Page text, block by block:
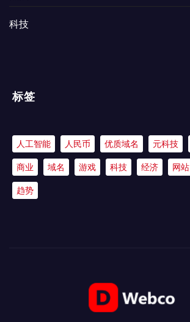
科技
标签
人工智能 人民币 优质域名 元科技
商业 域名 游戏 科技 经济 网站
趋势